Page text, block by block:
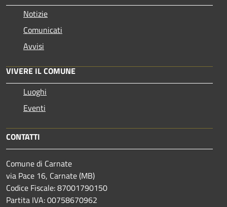
Notizie
Comunicati
Avvisi
VIVERE IL COMUNE
Luoghi
Eventi
CONTATTI
Comune di Carnate
via Pace 16, Carnate (MB)
Codice Fiscale: 87001790150
Partita IVA: 00758670962